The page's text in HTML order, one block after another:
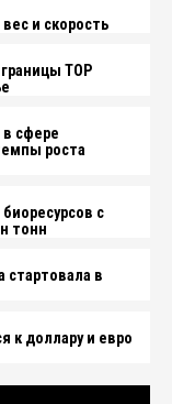
и скорость
ТОР
в сфере
роста
с
тонн
стартовала в
к доллару и евро